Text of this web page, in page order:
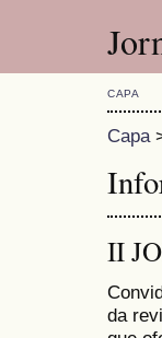
CAPA
Capa
II
da